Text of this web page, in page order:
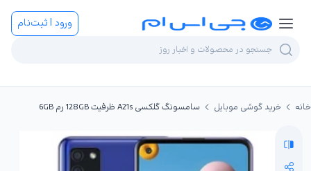
ورود | ثبت‌نام
خانه خرید گوشی موبایل سامسونگ گلکسی A21s ظرفیت 128GB رم 6GB